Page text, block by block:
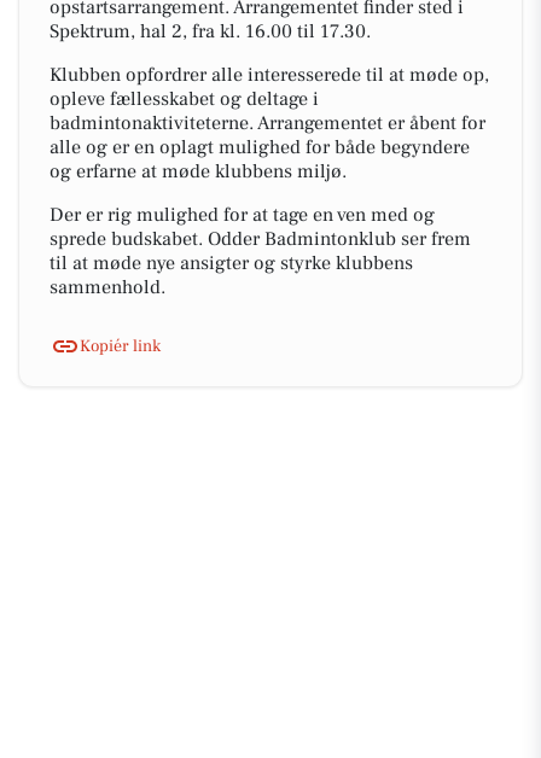
opstartsarrangement. Arrangementet finder sted i
Spektrum, hal 2, fra kl. 16.00 til 17.30.
Klubben opfordrer alle interesserede til at møde op,
opleve fællesskabet og deltage i
badmintonaktiviteterne. Arrangementet er åbent for
alle og er en oplagt mulighed for både begyndere
og erfarne at møde klubbens miljø.
Der er rig mulighed for at tage en ven med og
sprede budskabet. Odder Badmintonklub ser frem
til at møde nye ansigter og styrke klubbens
sammenhold.
Kopiér link